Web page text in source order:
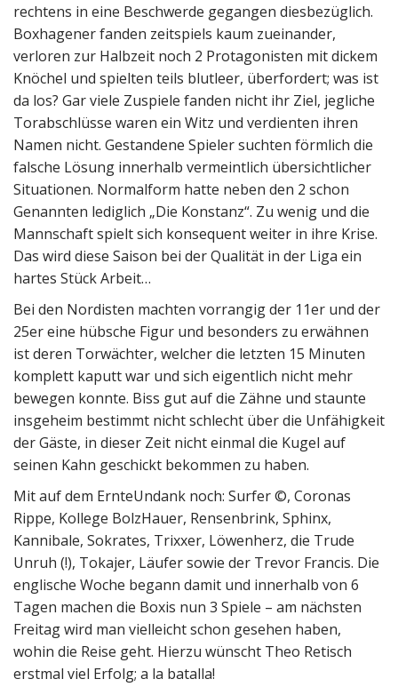
rechtens in eine Beschwerde gegangen diesbezüglich.
Boxhagener fanden zeitspiels kaum zueinander,
verloren zur Halbzeit noch 2 Protagonisten mit dickem
Knöchel und spielten teils blutleer, überfordert; was ist
da los? Gar viele Zuspiele fanden nicht ihr Ziel, jegliche
Torabschlüsse waren ein Witz und verdienten ihren
Namen nicht. Gestandene Spieler suchten förmlich die
falsche Lösung innerhalb vermeintlich übersichtlicher
Situationen. Normalform hatte neben den 2 schon
Genannten lediglich „Die Konstanz“. Zu wenig und die
Mannschaft spielt sich konsequent weiter in ihre Krise.
Das wird diese Saison bei der Qualität in der Liga ein
hartes Stück Arbeit…
Bei den Nordisten machten vorrangig der 11er und der
25er eine hübsche Figur und besonders zu erwähnen
ist deren Torwächter, welcher die letzten 15 Minuten
komplett kaputt war und sich eigentlich nicht mehr
bewegen konnte. Biss gut auf die Zähne und staunte
insgeheim bestimmt nicht schlecht über die Unfähigkeit
der Gäste, in dieser Zeit nicht einmal die Kugel auf
seinen Kahn geschickt bekommen zu haben.
Mit auf dem ErnteUndank noch: Surfer ©, Coronas
Rippe, Kollege BolzHauer, Rensenbrink, Sphinx,
Kannibale, Sokrates, Trixxer, Löwenherz, die Trude
Unruh (!), Tokajer, Läufer sowie der Trevor Francis. Die
englische Woche begann damit und innerhalb von 6
Tagen machen die Boxis nun 3 Spiele – am nächsten
Freitag wird man vielleicht schon gesehen haben,
wohin die Reise geht. Hierzu wünscht Theo Retisch
erstmal viel Erfolg; a la batalla!